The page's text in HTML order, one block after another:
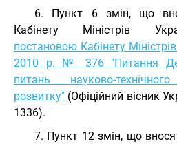
6. Пункт 6 змін, що
Кабінету Міністрів
постановою Кабінету
2010 р. № 376 "Питання
питань науково-
розвитку" (Офіційний вісник
1336).
7. Пункт 12 змін, що